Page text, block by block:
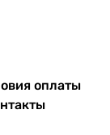
оплаты